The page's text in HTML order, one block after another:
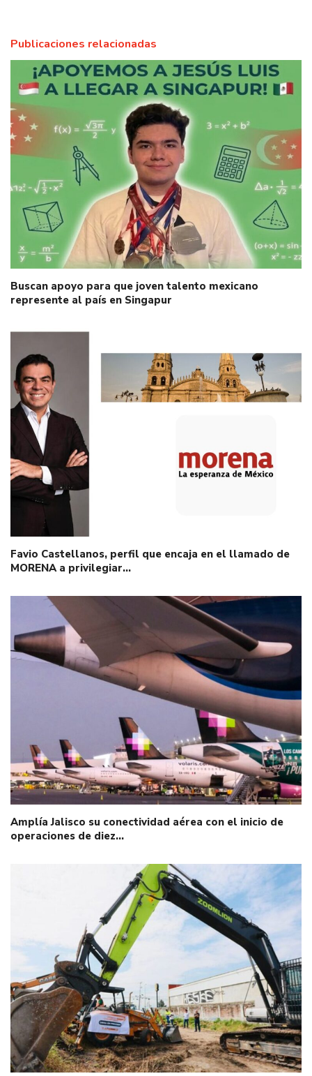
Publicaciones relacionadas
Buscan apoyo para que joven talento mexicano
represente al país en Singapur
Favio Castellanos, perfil que encaja en el llamado de
MORENA a privilegiar…
Amplía Jalisco su conectividad aérea con el inicio de
operaciones de diez…